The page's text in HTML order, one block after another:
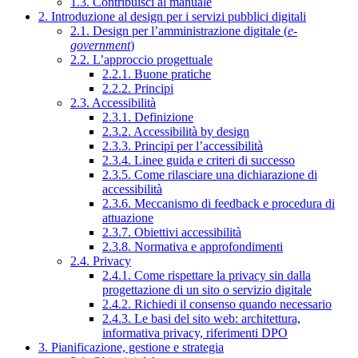
2. Introduzione al design per i servizi pubblici digitali
2.1. Design per l’amministrazione digitale (e-
government)
2.2. L’approccio progettuale
2.2.1. Buone pratiche
2.2.2. Principi
2.3. Accessibilità
2.3.1. Definizione
2.3.2. Accessibilità by design
2.3.3. Principi per l’accessibilità
2.3.4. Linee guida e criteri di successo
2.3.5. Come rilasciare una dichiarazione di
accessibilità
2.3.6. Meccanismo di feedback e procedura di
attuazione
2.3.7. Obiettivi accessibilità
2.3.8. Normativa e approfondimenti
2.4. Privacy
2.4.1. Come rispettare la privacy sin dalla
progettazione di un sito o servizio digitale
2.4.2. Richiedi il consenso quando necessario
2.4.3. Le basi del sito web: architettura,
informativa privacy, riferimenti DPO
3. Pianificazione, gestione e strategia